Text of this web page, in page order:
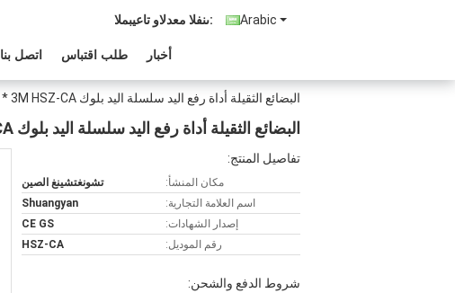
Arabic المبيعات والدعم الفنى:
اتصل بنا طلب اقتباس أخبار
البضائع الثقيلة أداة رفع اليد سلسلة اليد بلوك 3T * 3M HSZ-CA
البضائع الثقيلة أداة رفع اليد سلسلة اليد بلوك 3T * 3M HSZ-CA
تفاصيل المنتج:
مكان المنشأ:
تشونغتشينغ الصين
اسم العلامة التجارية:
Shuangyan
إصدار الشهادات:
CE GS
رقم الموديل:
HSZ-CA
شروط الدفع والشحن: